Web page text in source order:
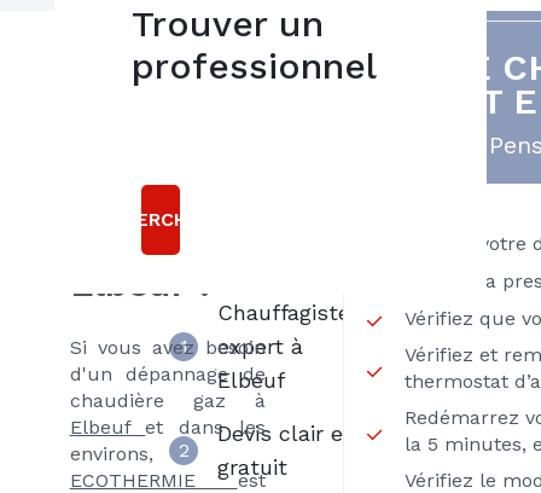
Besoin
chaudière
gaz à
Elbeuf ?
Si vous avez besoin
d'un dépannage de
chaudière gaz à
Elbeufet dans les
environs,
ECOTHERMIEest
VOTRE
EST
Vérifiez
Vérifiez la
Vérifiez que
Vérifiez et
thermostat
Redémarrez
la 5 minutes,
Vérifiez le
Trouver un
professionnel
RECHERCHER
5
de choisir
ECOTHERMIE
1
Chauffagiste
expert à
Elbeuf
2
Devis clair et
gratuit